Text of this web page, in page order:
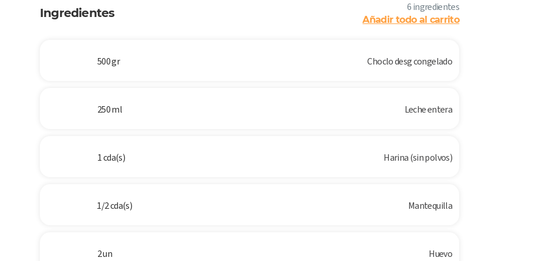
Ingredientes 6 ingredientes
Añadir todo al carrito
500 gr Choclo desg congelado
250 ml Leche entera
1 cda(s) Harina (sin polvos)
1/2 cda(s) Mantequilla
2 un Huevo